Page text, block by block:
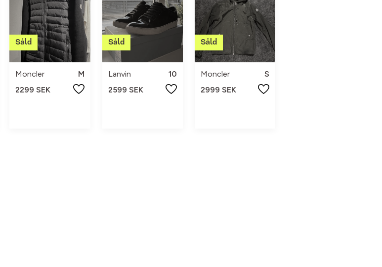
Moncler
M
2299 SEK
Lanvin
10
2599 SEK
Moncler
S
2999 SEK